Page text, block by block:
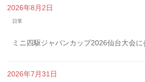
2026年8月2日
日常
ミニ四駆ジャパンカップ2026仙台大会に
2026年7月31日